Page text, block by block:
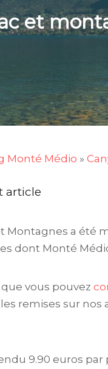
et
Monté Médio »
article
Montagnes a été
dont Monté
vous pouvez
remises sur nos
9.90 euros